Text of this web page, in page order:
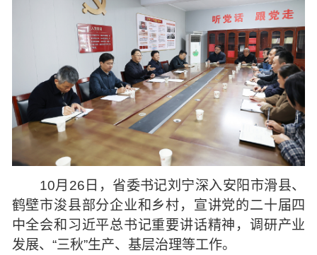
10月26日，省委书记刘宁深入安阳市滑县、
鹤壁市浚县部分企业和乡村，宣讲党的二十届四
中全会和习近平总书记重要讲话精神，调研产业
发展、“三秋”生产、基层治理等工作。